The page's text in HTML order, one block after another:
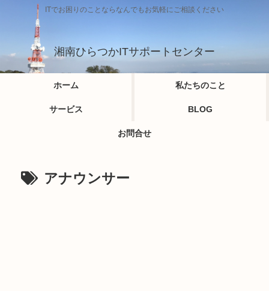
ITでお困りのことならなんでもお気軽にご相談ください
湘南ひらつかITサポートセンター
ホーム 私たちのこと
サービス BLOG
お問合せ
アナウンサー